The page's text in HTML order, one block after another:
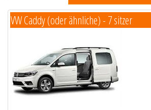
VW Caddy (oder ähnliche) - 7 sitzer